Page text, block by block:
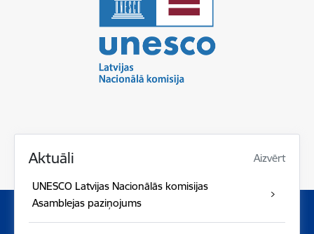
Aktuāli Aizvērt
UNESCO Latvijas Nacionālās komisijas
Asamblejas paziņojums